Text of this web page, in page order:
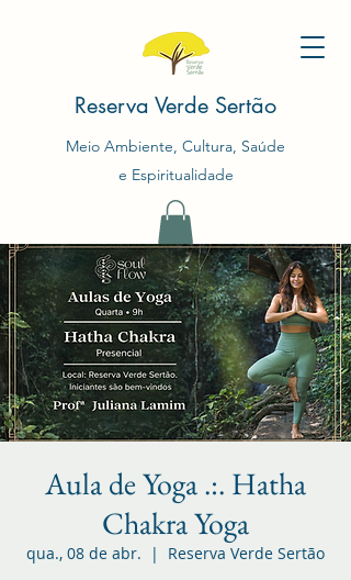
Reserva Verde Sertão
Meio Ambiente, Cultura, Saúde
e Espiritualidade
Aula de Yoga .:. Hatha
Chakra Yoga
qua., 08 de abr.
  |
Reserva Verde Sertão